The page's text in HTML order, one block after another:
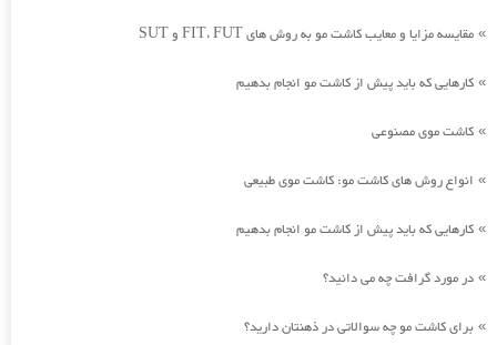
» مقایسه مزایا و معایب کاشت مو به روش های FIT، FUT و SUT
» کارهایی که باید پیش از کاشت مو انجام بدهیم
» کاشت موی مصنوعی
» انواع روش های کاشت مو: کاشت موی طبیعی
» کارهایی که باید پیش از کاشت مو انجام بدهیم
» در مورد گرافت چه می دانید؟
» برای کاشت مو چه سوالاتی در ذهنتان دارید؟